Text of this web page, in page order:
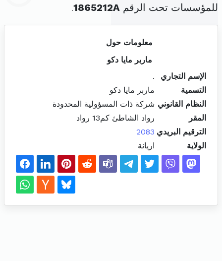
للمؤسسات تحت الرقم 1865212A
.
معلومات حول
ماربر مايا دكو
الإسم التجاري
.
التسمية
ماربر مايا دكو
النظام القانوني شركة ذات المسؤولية المحدودة
المقر
رواد الشاطئ كم13 رواد
الترقيم البريدي 2083
الولاية
اريانة